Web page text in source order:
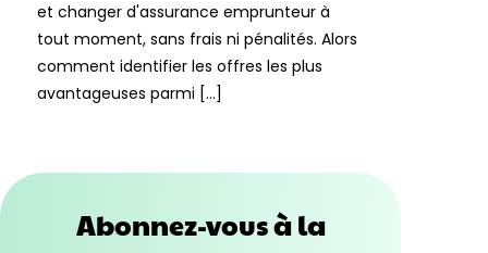
et changer d'assurance emprunteur à
tout moment, sans frais ni pénalités. Alors
comment identifier les offres les plus
avantageuses parmi […]
Abonnez-vous à la